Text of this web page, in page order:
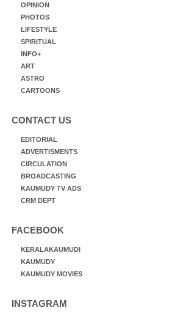
OPINION
PHOTOS
LIFESTYLE
SPIRITUAL
INFO+
ART
ASTRO
CARTOONS
CONTACT US
EDITORIAL
ADVERTISMENTS
CIRCULATION
BROADCASTING
KAUMUDY TV ADS
CRM DEPT
FACEBOOK
KERALAKAUMUDI
KAUMUDY
KAUMUDY MOVIES
INSTAGRAM